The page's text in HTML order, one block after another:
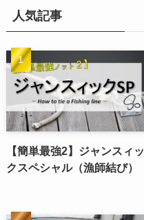
人気記事
【簡単最強2】ジャンスィッ
クスペシャル（漁師結び）